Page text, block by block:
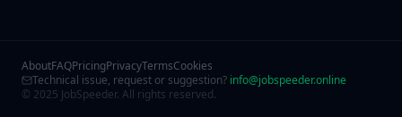
AboutFAQPricingPrivacyTermsCookies
Technical issue, request or suggestion? info@jobspeeder.online
© 2025 JobSpeeder. All rights reserved.